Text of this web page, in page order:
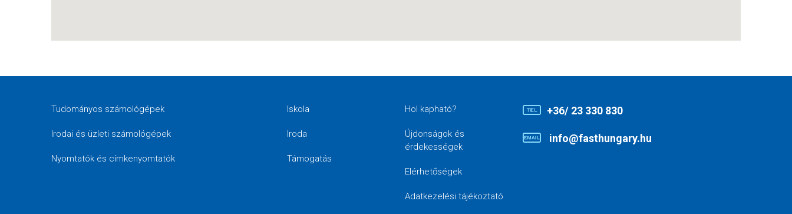
Tudományos számológépek
Irodai és üzleti számológépek
Nyomtatók és címkenyomtatók
Iskola
Iroda
Támogatás
Hol kapható?
Újdonságok és
érdekességek
Elérhetőségek
Adatkezelési tájékoztató
+36/ 23 330 830
info@fasthungary.hu